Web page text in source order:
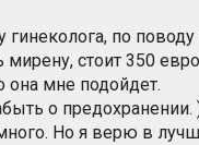
гинеколога, по поводу
мирену, стоит 350
она мне подойдет.
о предохранении.
Но я верю в